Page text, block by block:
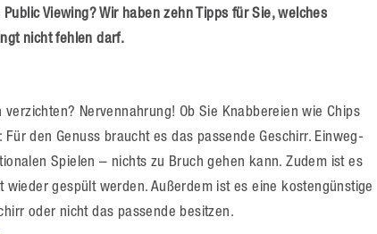
Viewing? Wir haben zehn Tipps für Sie, welches
nicht fehlen darf.
Nervennahrung! Ob Sie Knabbereien wie Chips
den Genuss braucht es das passende Geschirr. Einweg-
Spielen – nichts zu Bruch gehen kann. Zudem ist es
gespült werden. Außerdem ist es eine kostengünstige
oder nicht das passende besitzen.